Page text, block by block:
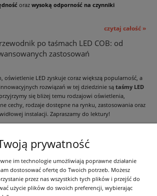
oraz wysoką odporność na czynniki
czytaj całość »
po taśmach LED COB: od
zastosowań
oświetlenie LED zyskuje coraz większą popularność, a
rozwiązań w tej dziedzinie są taśmy LED
się bliżej temu rodzajowi oświetlenia,
cechy, rodzaje dostępne na rynku, zastosowania oraz
instalacji. Zapraszamy do lektury!
Informacje ogólne
Zakupy
prywatność
im technologie umożliwiają poprawne działanie
dostosować ofertę do Twoich potrzeb. Możesz
przez nas wszystkich tych plików i przejść do
użycie plików do swoich preferencji, wybierając